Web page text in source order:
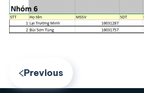
Previous